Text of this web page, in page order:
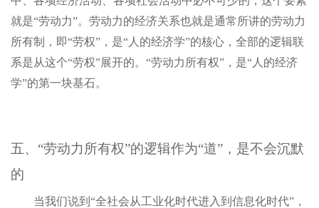
就是“劳动力”。 劳动力的经济关系也就是通常所讲的劳动力
所有制，即“劳权”，是“人的经济学”的核心，全部的逻辑联
系是从这个“劳权”展开的。 “劳动力所有权”，是“人的经济
学”的第一块基石。
五、“劳动力所有权”的逻辑作为“道”，是不会沉默
的
当我们说到“全社会从工业化时代进入到信息化时代”，